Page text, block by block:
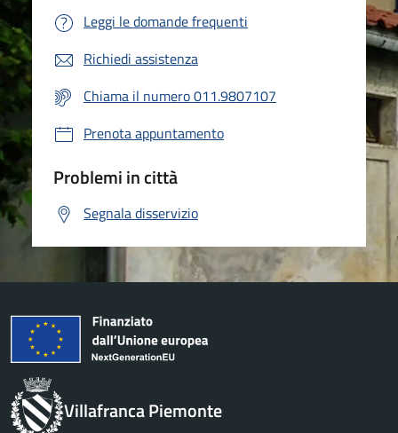
Leggi le domande frequenti
Richiedi assistenza
Chiama il numero 011.9807107
Prenota appuntamento
Problemi in città
Segnala disservizio
Villafranca Piemonte